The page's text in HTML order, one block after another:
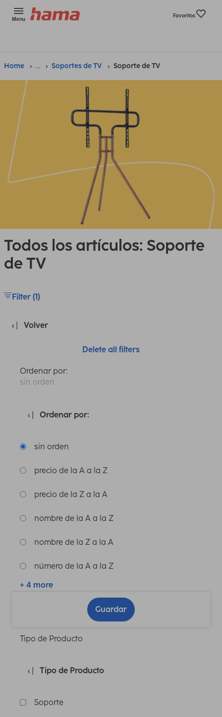
Menu
Favoritos
Home ... Soportes de TV Soporte de TV
Todos los artículos: Soporte
de TV
Filter (1)
Volver
Delete all filters
Ordenar por:
sin orden
Ordenar por:
sin orden
precio de la A a la Z
precio de la Z a la A
nombre de la A a la Z
nombre de la Z a la A
número de la A a la Z
+ 4 more
Guardar
Tipo de Producto
Tipo de Producto
Soporte